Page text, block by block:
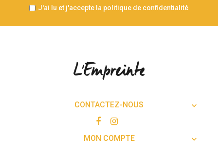
J'ai lu et j'accepte la politique de confidentialité
CONTACTEZ-NOUS 
MON COMPTE 